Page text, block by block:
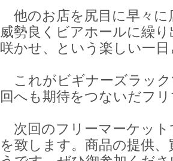
他のお店を尻目に早々に
威勢良くビアホールに繰
咲かせ、という楽しい一
これがビギナーズラッ
回へも期待をつないだフ
次回のフリーマーケット
を致します。商品の提供